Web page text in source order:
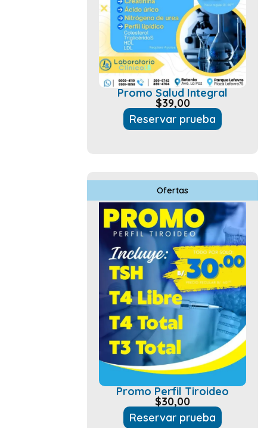
Promo Salud Integral
$39,00
Reservar prueba
Ofertas
Promo Perfil Tiroideo
$30,00
Reservar prueba